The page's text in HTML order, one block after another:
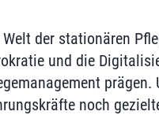
Welt der stationären
und die
noch